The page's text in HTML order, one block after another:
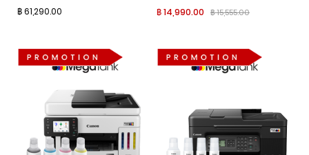
฿ 61,290.00 ฿ 14,990.00 ฿ 15,555.00